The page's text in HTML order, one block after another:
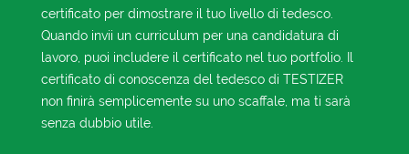
certificato per dimostrare il tuo livello di tedesco.
Quando invii un curriculum per una candidatura di
lavoro, puoi includere il certificato nel tuo portfolio. Il
certificato di conoscenza del tedesco di TESTIZER
non finirà semplicemente su uno scaffale, ma ti sarà
senza dubbio utile.